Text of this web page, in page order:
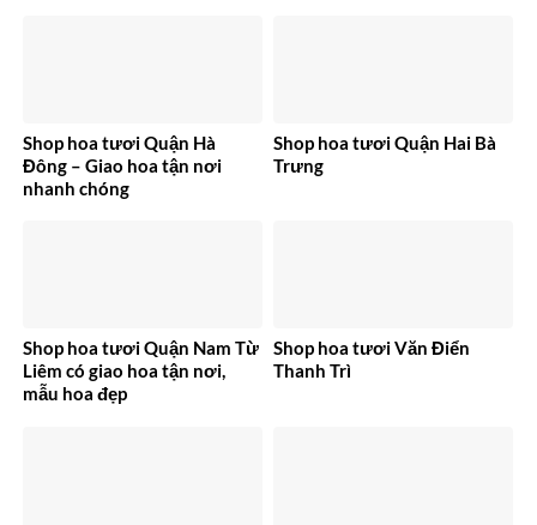
Shop hoa tươi Quận Hà
Đông – Giao hoa tận nơi
nhanh chóng
Shop hoa tươi Quận Hai Bà
Trưng
Shop hoa tươi Quận Nam Từ
Liêm có giao hoa tận nơi,
mẫu hoa đẹp
Shop hoa tươi Văn Điển
Thanh Trì